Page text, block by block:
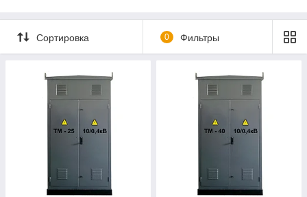
комплектные трансформаторные подстанции КТПН и
2КТПН наружной установки для приема,
сетях 6-10 кВ с последующим понижением до 0,4 кВ.
Вы можете заказать однотрансформаторные
подстанции КТПН и двухтрансформаторные
подстанции 2КТПН мощностью от 25 до 2500 кВА с
подбором оптимальной комплектации, типа ввода и
Сортировка 0 Фильтры